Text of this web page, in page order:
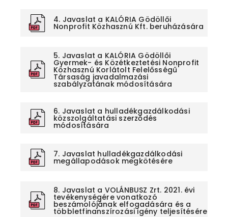
4. Javaslat a KALÓRIA Gödöllői
Nonprofit Közhasznú Kft. beruházására
5. Javaslat a KALÓRIA Gödöllői
Gyermek- és Közétkeztetési Nonprofit
Közhasznú Korlátolt Felelősségű
Társaság javadalmazási
szabályzatának módosítására
6. Javaslat a hulladékgazdálkodási
közszolgáltatási szerződés
módosítására
7. Javaslat hulladékgazdálkodási
megállapodások megkötésére
8. Javaslat a VOLÁNBUSZ Zrt. 2021. évi
tevékenységére vonatkozó
beszámolójának elfogadására és a
többletfinanszírozási igény teljesítésére